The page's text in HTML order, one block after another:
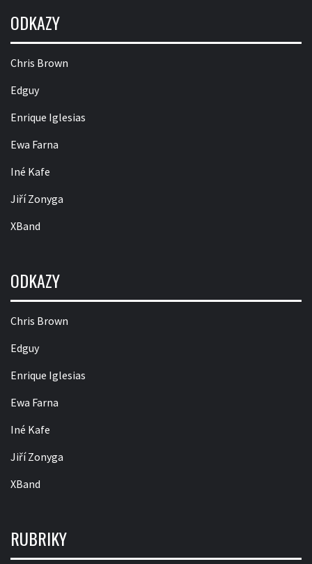
ODKAZY
Chris Brown
Edguy
Enrique Iglesias
Ewa Farna
Iné Kafe
Jiří Zonyga
XBand
ODKAZY
Chris Brown
Edguy
Enrique Iglesias
Ewa Farna
Iné Kafe
Jiří Zonyga
XBand
RUBRIKY